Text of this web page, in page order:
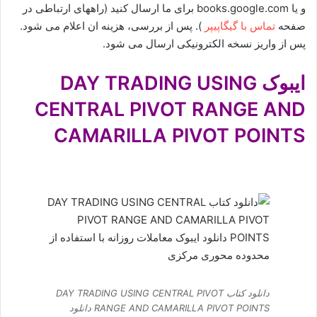
و یا books.google.com برای ما ارسال کنید (راههای ارتباطی در
صفحه تماس با گیگاپیپر ). پس از بررسی، هزینه ان اعلام می شود.
پس از واریز نسخه الکترونیکی ارسال می شود.
ایبوک DAY TRADING USING
CENTRAL PIVOT RANGE AND
CAMARILLA PIVOT POINTS
دانلود کتاب DAY TRADING USING CENTRAL PIVOT
RANGE AND CAMARILLA PIVOT POINTS دانلود